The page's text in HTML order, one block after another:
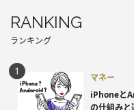
RANKING
ランキング
マネー
iPhoneと
の仕組みと